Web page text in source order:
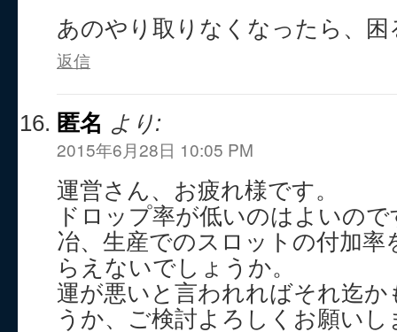
あのやり取りなくなったら、
返信
匿名 より:
2015年6月28日 10:05 PM
運営さん、お疲れ様です。
ドロップ率が低いのはよいの
冶、生産でのスロットの付加率
らえないでしょうか。
運が悪いと言われればそれ迄
うか、ご検討よろしくお願いし